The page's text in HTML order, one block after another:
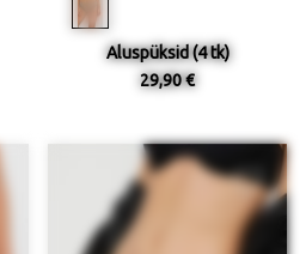
Aluspüksid (4 tk)
29,90 €